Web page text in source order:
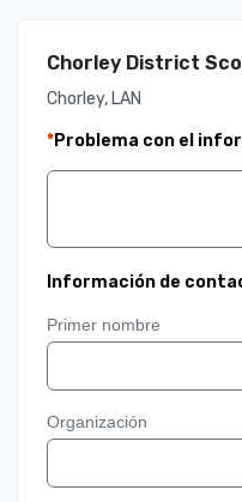
Chorley District
Chorley, LAN
*Problema con el
Información de
Primer nombre
Organización